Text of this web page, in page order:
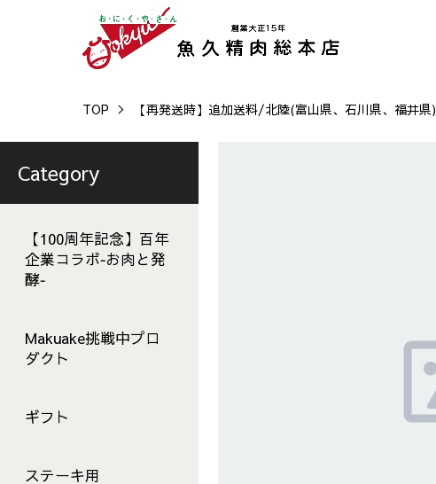
Category
【100周年記念】百年
企業コラボ‐お肉と発
酵‐
Makuake挑戦中プロ
ダクト
ギフト
ステーキ用
TOP 【再発送時】追加送料/北陸(富山県、石川県、福井県)